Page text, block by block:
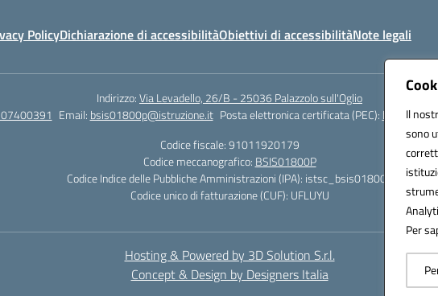
Il
sono
Per
PolicyDichiarazione di accessibilitàObiettivi di accessibilitàNote legali
Indirizzo:Via Levadello, 26/B - 25036 Palazzolo sull'Oglio
Email: bsis01800p@istruzione.it Posta elettronica certificata (PEC):
Codice fiscale: 91011920179
Codice meccanografico: BSIS01800P
Codice Indice delle Pubbliche Amministrazioni (IPA): istsc_bsis01800p
Codice unico di fatturazione (CUF): UFLUYU
Hosting & Powered by 3D Solution S.r.l.
Concept & Design by Designers Italia